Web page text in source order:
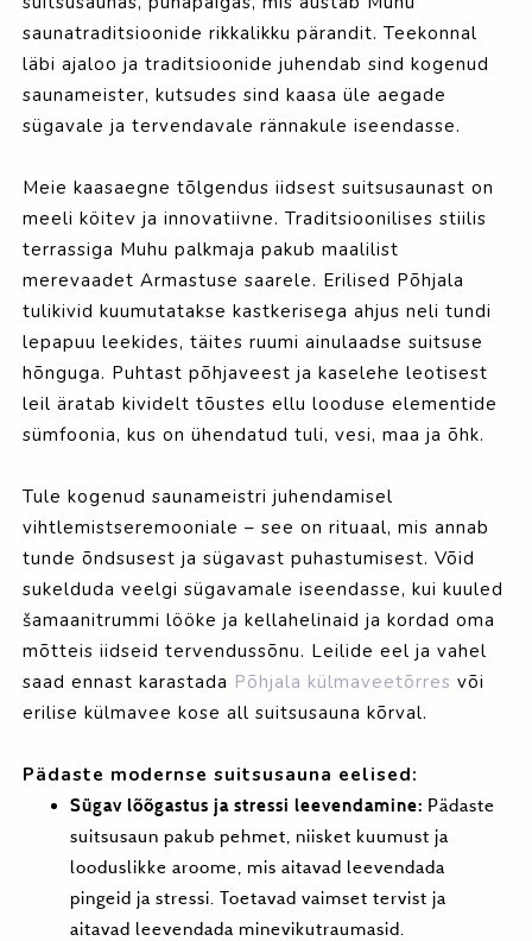
saunatraditsioonide rikkalikku pärandit. Teekonnal
läbi ajaloo ja traditsioonide juhendab sind kogenud
saunameister, kutsudes sind kaasa üle aegade
sügavale ja tervendavale rännakule iseendasse.
Meie kaasaegne tõlgendus iidsest suitsusaunast on
meeli köitev ja innovatiivne. Traditsioonilises stiilis
terrassiga Muhu palkmaja pakub maalilist
merevaadet Armastuse saarele. Erilised Põhjala
tulikivid kuumutatakse kastkerisega ahjus neli tundi
lepapuu leekides, täites ruumi ainulaadse suitsuse
hõnguga. Puhtast põhjaveest ja kaselehe leotisest
leil äratab kividelt tõustes ellu looduse elementide
sümfoonia, kus on ühendatud tuli, vesi, maa ja õhk.
Tule kogenud saunameistri juhendamisel
vihtlemistseremooniale – see on rituaal, mis annab
tunde õndsusest ja sügavast puhastumisest. Võid
sukelduda veelgi sügavamale iseendasse, kui kuuled
šamaanitrummi lööke ja kellahelinaid ja kordad oma
mõtteis iidseid tervendussõnu. Leilide eel ja vahel
saad ennast karastada Põhjala külmaveetõrres või
erilise külmavee kose all suitsusauna kõrval.
Pädaste modernse suitsusauna eelised:
Sügav lõõgastus ja stressi leevendamine: Pädaste
suitsusaun pakub pehmet, niisket kuumust ja
looduslikke aroome, mis aitavad leevendada
pingeid ja stressi. Toetavad vaimset tervist ja
aitavad leevendada minevikutraumasid.